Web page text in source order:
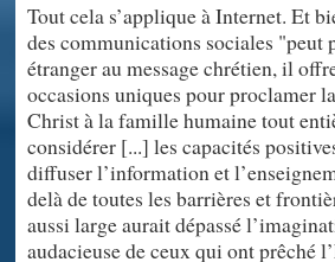
Tout cela s’applique à Internet. Et
des communications sociales "peut
étranger au message chrétien, il
occasions uniques pour proclamer
Christ à la famille humaine tout
considérer [...] les capacités
diffuser l’information et
delà de toutes les barrières et
aussi large aurait dépassé
audacieuse de ceux qui ont prêché